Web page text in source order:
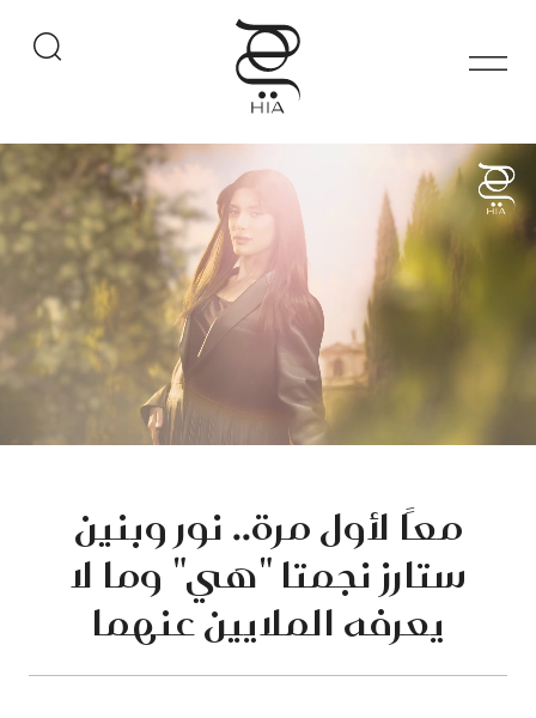
معًا لأول مرة.. نور وبنين
ستارز نجمتا "هي" وما لا
يعرفه الملايين عنهما